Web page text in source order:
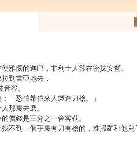
雅憫的迦巴，非利士人卻在密抹安營。
到書亞地去，
谷。
「恐怕希伯來人製造刀槍。」
那裏去磨。
價錢是三分之一舍客勒。
不到一個手裏有刀有槍的，惟掃羅和他兒